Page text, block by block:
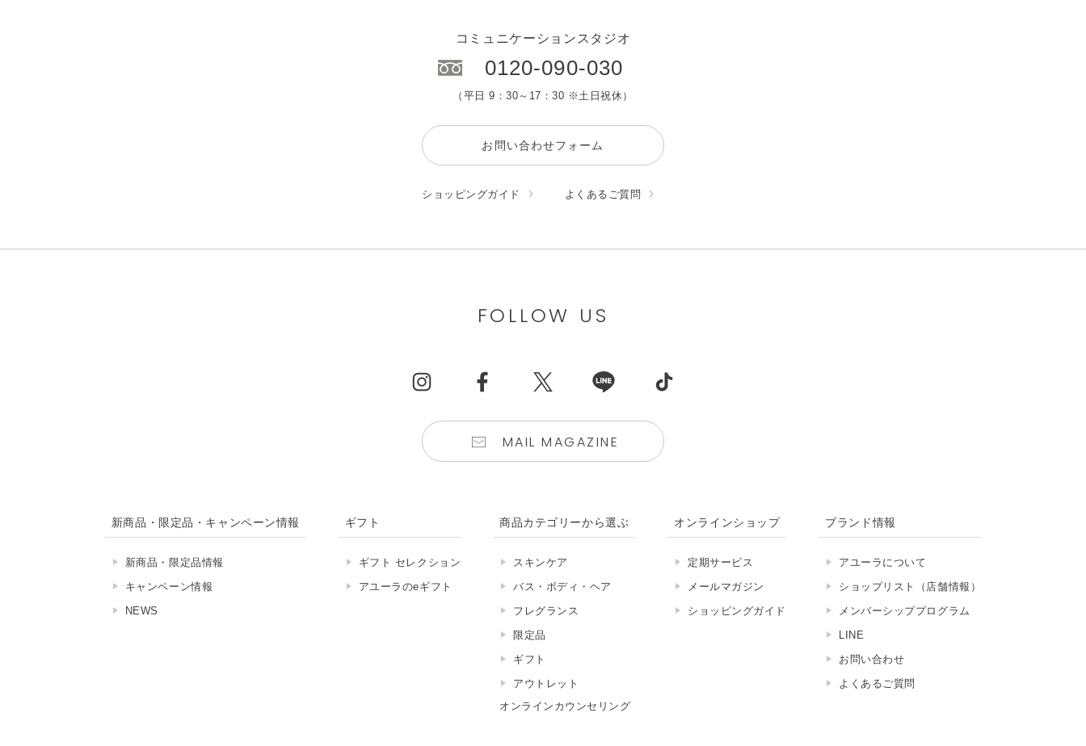
コミュニケーションスタジオ
0120-090-030
（平日 9：30～17：30 ※土日祝休）
お問い合わせフォーム
ショッピングガイド よくあるご質問
FOLLOW US
MAIL MAGAZINE
新商品・限定品・キャンペーン情報
新商品・限定品情報
キャンペーン情報
NEWS
ギフト
ギフト セレクション
アユーラのeギフト
商品カテゴリーから選ぶ
スキンケア
バス・ボディ・ヘア
フレグランス
限定品
ギフト
アウトレット
オンラインカウンセリング
オンラインショップ
定期サービス
メールマガジン
ショッピングガイド
ブランド情報
アユーラについて
ショップリスト（店舗情報）
メンバーシッププログラム
LINE
お問い合わせ
よくあるご質問